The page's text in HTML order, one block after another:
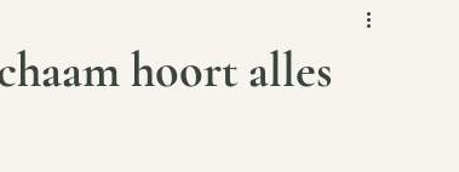
hoort alles